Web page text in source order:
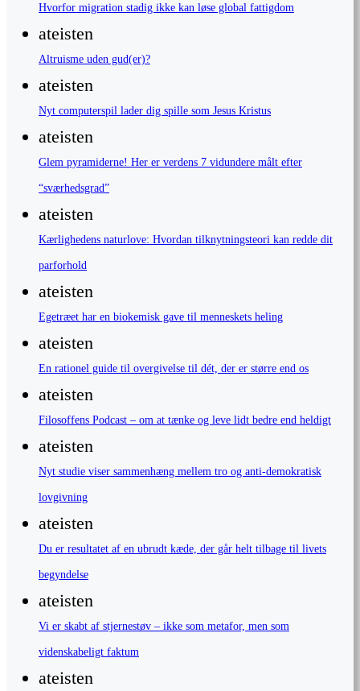
Hvorfor migration stadig ikke kan løse global fattigdom
ateisten
Altruisme uden gud(er)?
ateisten
Nyt computerspil lader dig spille som Jesus Kristus
ateisten
Glem pyramiderne! Her er verdens 7 vidundere målt efter
“sværhedsgrad”
ateisten
Kærlighedens naturlove: Hvordan tilknytningsteori kan redde dit
parforhold
ateisten
Egetræet har en biokemisk gave til menneskets heling
ateisten
En rationel guide til overgivelse til dét, der er større end os
ateisten
Filosoffens Podcast – om at tænke og leve lidt bedre end heldigt
ateisten
Nyt studie viser sammenhæng mellem tro og anti-demokratisk
lovgivning
ateisten
Du er resultatet af en ubrudt kæde, der går helt tilbage til livets
begyndelse
ateisten
Vi er skabt af stjernestøv – ikke som metafor, men som
videnskabeligt faktum
ateisten